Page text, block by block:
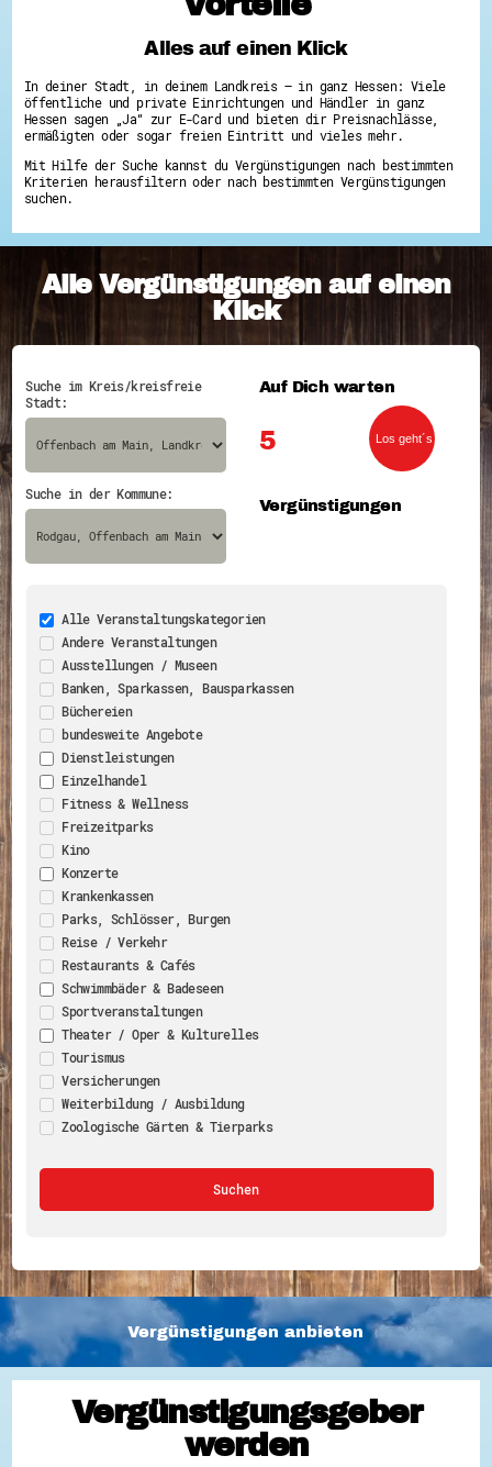
Hessen hilft Ukraine
Zeig uns dein Ehrenamt
Wettbewerb | Trikotwettbewerb
Wettbewerb | 80 Jahre Hessen - Engagement
mit Herz
8 Vereine x 80 Jahre x 1.000 €
Menschen des Respekts
SHARE IT: Teile deine Infos!
Gestalte dein Ehrenamt
Ehrenamts-Card Hessen
Crowdfunding - Viele schaffen mehr
Förderprogramme
Ehrentag
Freiwilligenmanagement
Zeugnisbeiblatt
Mach dich schlau
GEMA-Pakt
Energiepreiskrise und Ehrenamt
Generationsübergreifend aktiv
Patenschaftsprojekte
Vereine, Spenden, Steuern - Gut zu Wissen
Versicherungsschutz
Wissenswertes rund um dein Ehrenamt
Zahlen, Daten, Fakten aus Hessen
Suche
Datenschutz
Alles auf einen Klick
In deiner Stadt, in deinem Landkreis – in ganz Hessen: Viele
öffentliche und private Einrichtungen und Händler in ganz
Hessen sagen „Ja“ zur E-Card und bieten dir Preisnachlässe,
ermäßigten oder sogar freien Eintritt und vieles mehr.
Mit Hilfe der Suche kannst du Vergünstigungen nach bestimmten
Kriterien herausfiltern oder nach bestimmten Vergünstigungen
suchen.
Alle Vergünstigungen auf einen
Klick
Suche im Kreis/kreisfreie
Stadt:
Suche in der Kommune:
Auf Dich warten
5
Vergünstigungen
Alle Veranstaltungskategorien
Andere Veranstaltungen
Ausstellungen / Museen
Banken, Sparkassen, Bausparkassen
Büchereien
bundesweite Angebote
Dienstleistungen
Einzelhandel
Fitness & Wellness
Freizeitparks
Kino
Konzerte
Krankenkassen
Parks, Schlösser, Burgen
Reise / Verkehr
Restaurants & Cafés
Schwimmbäder & Badeseen
Sportveranstaltungen
Theater / Oper & Kulturelles
Tourismus
Versicherungen
Weiterbildung / Ausbildung
Zoologische Gärten & Tierparks
Vergünstigungen anbieten
Vergünstigungsgeber
werden